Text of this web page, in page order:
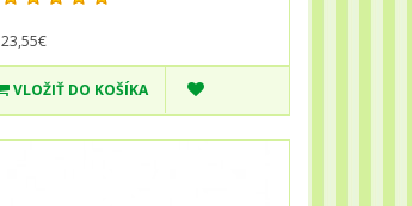
23,55€
VLOŽIŤ DO KOŠÍKA